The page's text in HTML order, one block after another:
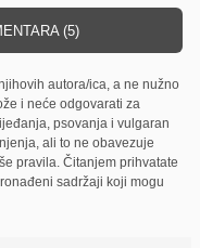
(5)
autora/ica, a ne nužno
i neće odgovarati za
psovanja i vulgaran
ali to ne obavezuje
pravila. Čitanjem prihvatate
sadržaji koji mogu